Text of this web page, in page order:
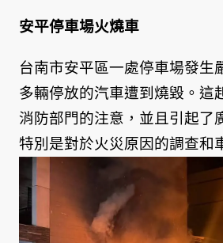
安平停車場火燒車
台南市安平區一處停車場發生
多輛停放的汽車遭到燒毀。這
消防部門的注意，並且引起了
特別是對於火災原因的調查和